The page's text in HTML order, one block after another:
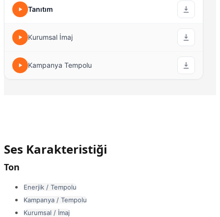
Tanıtım
Kurumsal İmaj
Kampanya Tempolu
Ses Karakteristiği
Ton
Enerjik / Tempolu
Kampanya / Tempolu
Kurumsal / İmaj